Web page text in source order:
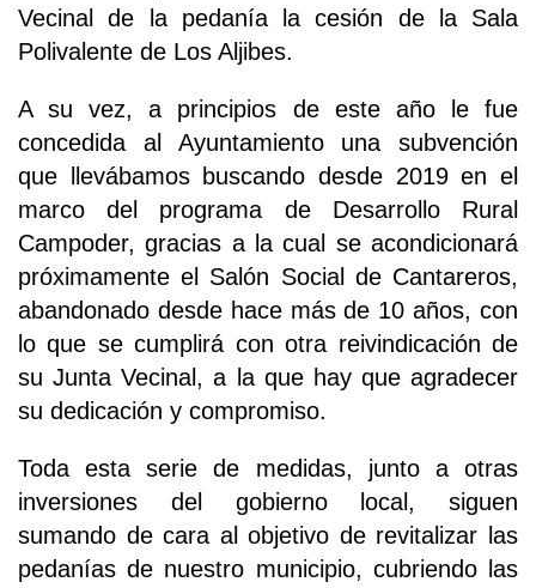
Vecinal de la pedanía la cesión de la Sala
Polivalente de Los Aljibes.
A su vez, a principios de este año le fue
concedida al Ayuntamiento una subvención
que llevábamos buscando desde 2019 en el
marco del programa de Desarrollo Rural
Campoder, gracias a la cual se acondicionará
próximamente el Salón Social de Cantareros,
abandonado desde hace más de 10 años, con
lo que se cumplirá con otra reivindicación de
su Junta Vecinal, a la que hay que agradecer
su dedicación y compromiso.
Toda esta serie de medidas, junto a otras
inversiones del gobierno local, siguen
sumando de cara al objetivo de revitalizar las
pedanías de nuestro municipio, cubriendo las